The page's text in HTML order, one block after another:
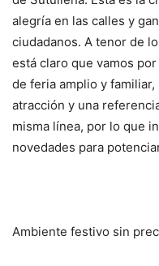
alegría en las calles y
ciudadanos. A tenor de
está claro que vamos
de feria amplio y
atracción y una
misma línea, por lo que
novedades para
Ambiente festivo sin